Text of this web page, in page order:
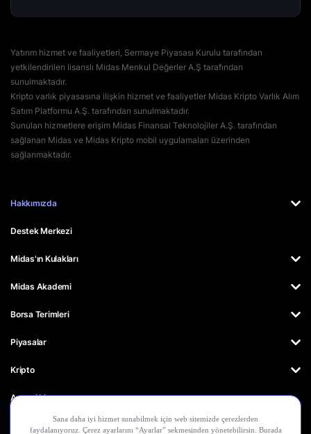
Hakkımızda
Destek Merkezi
Midas'ın Kulakları
Midas Akademi
Borsa Terimleri
Piyasalar
Kripto
Ayrıcalıklar
Yatırım hizmet ve faaliyetleri, Sermaye Piyasası Kurulu tarafından
yetkilendirilen lisanslı Midas Menkul Değerler A.Ş tarafından
sunulmaktadır.
Kripto varlık piyasasına ilişkin hizmet ve faaliyetler Midas Kripto Varlık Alım
Satım Platformu A.Ş. tarafından sunulmaktadır.
Sunulan hizmetlere erişim Midas Finansal Teknolojiler A.Ş. tarafından
sağlanan Midas ve Midas Kripto mobil uygulamaları üzerinden
sağlanmaktadır.